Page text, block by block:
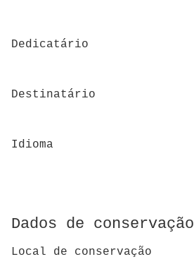
Dedicatário
Destinatário
Idioma
Dados de conservação
Local de conservação